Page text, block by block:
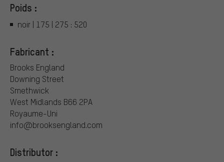
Poids :
noir | 175 | 275 : 520
Fabricant :
Brooks England
Downing Street
Smethwick
West Midlands B66 2PA
Royaume-Uni
info@brooksengland.com
Distributor :